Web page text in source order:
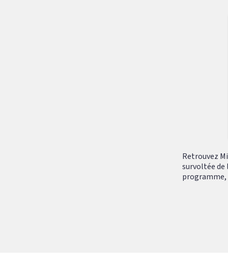
Retrouvez
survoltée de
programme,